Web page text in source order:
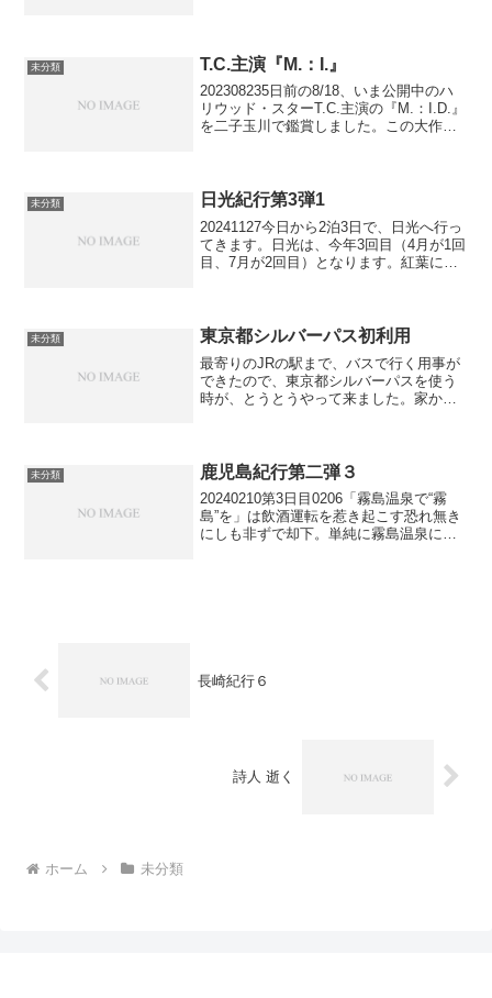
しました。場所...
未分類 T.C.主演『M.：I.』
202308235日前の8/18、いま公開中のハ
リウッド・スターT.C.主演の『M.：I.D.』
を二子玉川で鑑賞しました。この大作は
未分類 日光紀行第3弾1
20241127今日から2泊3日で、日光へ行っ
てきます。日光は、今年3回目（4月が1回
目、7月が2回目）となります。紅葉に
度も何度も...
未分類 東京都シルバーパス初利用
最寄りのJRの駅まで、バスで行く用事が
できたので、東京都シルバーパスを使う
時が、とうとうやって来ました。家から
ピンク色のパスを左...
未分類 鹿児島紀行第二弾３
20240210第3日目0206「霧島温泉で“霧
島”を」は飲酒運転を惹き起こす恐れ無き
にしも非ずで却下。単純に霧島温泉に浸
長崎紀行６
詩人 逝く
ホーム 未分類